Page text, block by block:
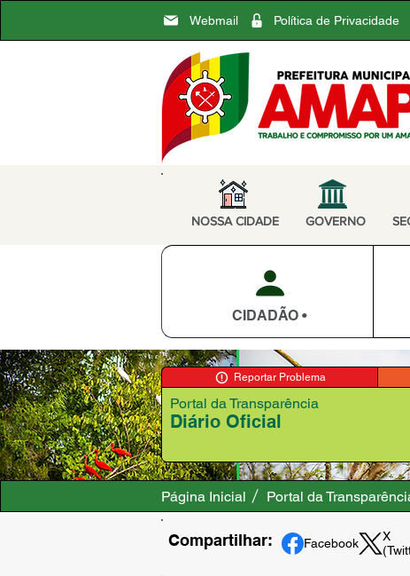
Webmail Política de Privacidade
NOSSA CIDADE GOVERNO
CIDADÃO •
Reportar Problema
Diário Oficial
Portal da Transparência
Página Inicial Portal da
Compartilhar: Facebook
X